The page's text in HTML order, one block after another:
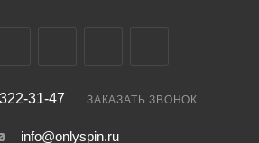
31-47 ЗАКАЗАТЬ ЗВОНОК
info@onlyspin.ru